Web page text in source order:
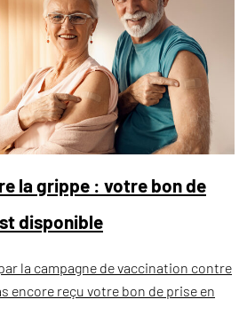
la grippe : votre bon de
disponible
la campagne de vaccination contre
encore reçu votre bon de prise en